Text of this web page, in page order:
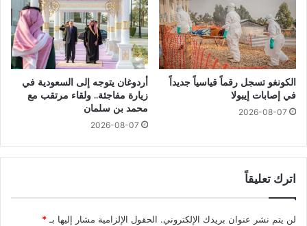
الكونغو تسجل رقماً قياسياً جديداً
في إصابات إيبولا
2026-08-07
أردوغان يتوجه إلى السعودية في
زيارة مفاجئة.. ولقاء مرتقب مع
محمد بن سلمان
2026-08-07
اترك تعليقاً
لن يتم نشر عنوان بريدك الإلكتروني. الحقول الإلزامية مشار إليها بـ*